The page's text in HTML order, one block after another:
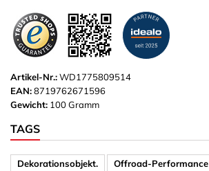
Artikel-Nr.:WD1775809514
EAN:8719762671596
Gewicht: 100 Gramm
TAGS
Dekorationsobjekt. Offroad-Performance